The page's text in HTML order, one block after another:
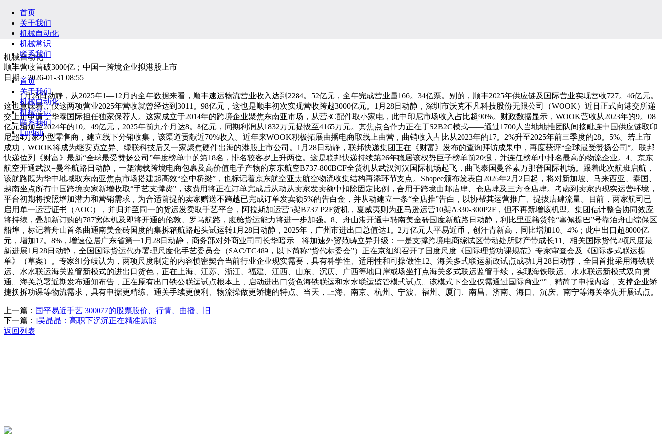
首页
关于我们
机械自动化
机械常识
联系我们
English
首页
关于我们
机械自动化
机械常识
联系我们
English
机械自动化
顺丰营收首破3000亿；中国一跨境企业拟港股上市
日期：2026-01-31 08:55
1月28日动静，从2025年1—12月的全年数据来看，顺丰速运物流营业收入达到2284。52亿元，全年完成营业量166。34亿票。别的，顺丰2025年供应链及国际营业实现营收727。46亿元。
这也意味着，仅这两项营业2025年营收就曾经达到3011。98亿元，这也是顺丰初次实现营收跨越3000亿元。1月28日动静，深圳市沃克不凡科技股份无限公司（WOOK）近日正式向港交所递
交上市申请，华泰国际担任独家保荐人。这家成立于2014年的跨境企业聚焦东南亚市场，从营3C配件取小家电，此中印尼市场收入占比超90%。财政数据显示，WOOK营收从2023年的9。08
亿元增加至2024年的10。49亿元，2025年前九个月达8。8亿元，同期利润从1832万元提拔至4165万元。其焦点合作力正在于S2B2C模式——通过1700人当地地推团队间接毗连中国供应链取印
尼超4万家小型零售商，建立线下分销收集，该渠道贡献近70%收入。近年来WOOK积极拓展曲播电商取线上曲营，曲销收入占比从2023年的17。2%升至2025年前三季度的28。5%。若上市
成功，WOOK将成为继安克立异、绿联科技后又一家聚焦硬件出海的港股上市公司。1月28日动静，联邦快递集团正在《财富》发布的查询拜访成果中，再度获评“全球最受赞扬公司”。联邦
快递位列《财富》最新“全球最受赞扬公司”年度榜单中的第18名，排名较客岁上升两位。这是联邦快递持续第26年稳居该权势巨子榜单前20强，并连任榜单中排名最高的物流企业。4、京东
航空开通武汉=曼谷航路日动静，一架满载跨境电商包裹及高价值电子产物的京东航空B737-800BCF全货机从武汉河汉国际机场起飞，曲飞泰国曼谷素万那普国际机场。跟着此次航班启航，
该航路既为华中地域取东南亚焦点市场搭建起高效“空中桥梁”，也标记着京东航空亚太航空物流收集结构再添环节支点。Shopee颁布发表自2026年2月2日起，将对新加坡、马来西亚、泰国、
越南坐点所有中国跨境卖家新增收取“手艺支撑费”，该费用将正在订单完成后从动从卖家发卖额中扣除固定比例，合用于跨境曲邮店肆、仓店肆及三方仓店肆。考虑到卖家的现实运营环境，
平台初期将按照增加潜力和营销需求，为合适前提的卖家赠送不跨越已完成订单发卖额5%的告白金，并从动建立一条“全店推”告白，以协帮其运营推广、提拔店肆流量。目前，两家航司已
启用单一运营证书（AOC），并归并至同一的货运发卖取手艺平台，阿拉斯加运营5架B737 P2F货机，夏威夷则为亚马逊运营10架A330-300P2F，但不再新增该机型。集团估计整合协同效应
将持续，叠加新订购的787宽体机及即将开通的伦敦、罗马航路，腹舱货运能力将进一步加强。8、舟山港开通中转南美金砖国度新航路日动静，利比里亚籍货轮“塞佩提巴”号靠泊舟山综保区
船埠，标记着舟山首条曲通南美金砖国度的集拆箱航路起头试运转1月28日动静，2025年，广州市进出口总值达1。2万亿元人平易近币，创汗青新高，同比增加10。4%；此中出口超8000亿
元，增加17。8%，增速位居广东省第一1月28日动静，商务部对外商业司司长华暗示，将加速外贸范畴立异升级：一是支撑跨境电商综试区带动处所财产带成长11、相关国际货代2项尺度最
新进展1月28日动静，全国国际货运代办署理尺度化手艺委员会（SAC/TC489，以下简称“货代标委会”）正在京组织召开了国度尺度《国际理货功课规范》专家审查会及《国际多式联运提
单》（草案）。专家组分歧认为，两项尺度制定的内容慎密契合当前行业企业现实需要，具有科学性、适用性和可操做性12、海关多式联运新政试点成功1月28日动静，全国首批采用海铁联
运、水水联运海关监管新模式的进出口货色，正在上海、江苏、浙江、福建、江西、山东、沉庆、广西等地口岸或场坐打点海关多式联运监管手续，实现海铁联运、水水联运新模式双向贯
通。海关总署近期发布通知布告，正在原有出口铁公联运试点根本上，启动进出口货色海铁联运和水水联运监管模式试点。该模式下企业仅需通过国际商业“”，精简了申报内容，支撑企业矫
捷换拆功课等物流需求，具有申据更精练、通关手续更便利、物流操做更矫捷的特点。当天，上海、南京、杭州、宁波、福州、厦门、南昌、济南、海口、沉庆、南宁等海关率先开展试点。
上一篇： 国平易近手艺 300077的股票股价、行情、曲播、旧
下一篇： ]吴晶晶：高职下沉沉正在精准赋能
返回列表